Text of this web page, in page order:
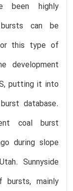
been highly
can be
this type of
development
putting it into
database.
coal burst
during slope
Sunnyside
bursts, mainly